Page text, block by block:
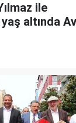
ile
altında